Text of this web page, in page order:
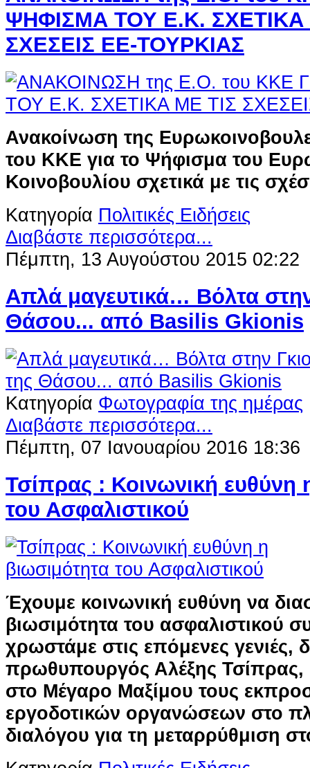
ΨΗΦΙΣΜΑ ΤΟΥ Ε.Κ. ΣΧΕΤΙΚΑ
ΣΧΕΣΕΙΣ ΕΕ-ΤΟΥΡΚΙΑΣ
Ανακοίνωση της
του ΚΚΕ για το Ψήφισμα του
Κοινοβουλίου σχετικά με τις
Κατηγορία Πολιτικές Ειδήσεις
Διαβάστε περισσότερα...
Πέμπτη, 13 Αυγούστου 2015 02:22
Απλά μαγευτικά… Βόλτα
Θάσου... από Βasilis Gkionis
Κατηγορία Φωτογραφία της ημέρας
Διαβάστε περισσότερα...
Πέμπτη, 07 Ιανουαρίου 2016 18:36
Τσίπρας : Κοινωνική ευθύνη
του Ασφαλιστικού
Έχουμε κοινωνική ευθύνη να
βιωσιμότητα του ασφαλιστικού
χρωστάμε στις επόμενες γενιές,
πρωθυπουργός Αλέξης Τσίπρας,
στο Μέγαρο Μαξίμου τους
εργοδοτικών οργανώσεων στο
διαλόγου για τη μεταρρύθμιση